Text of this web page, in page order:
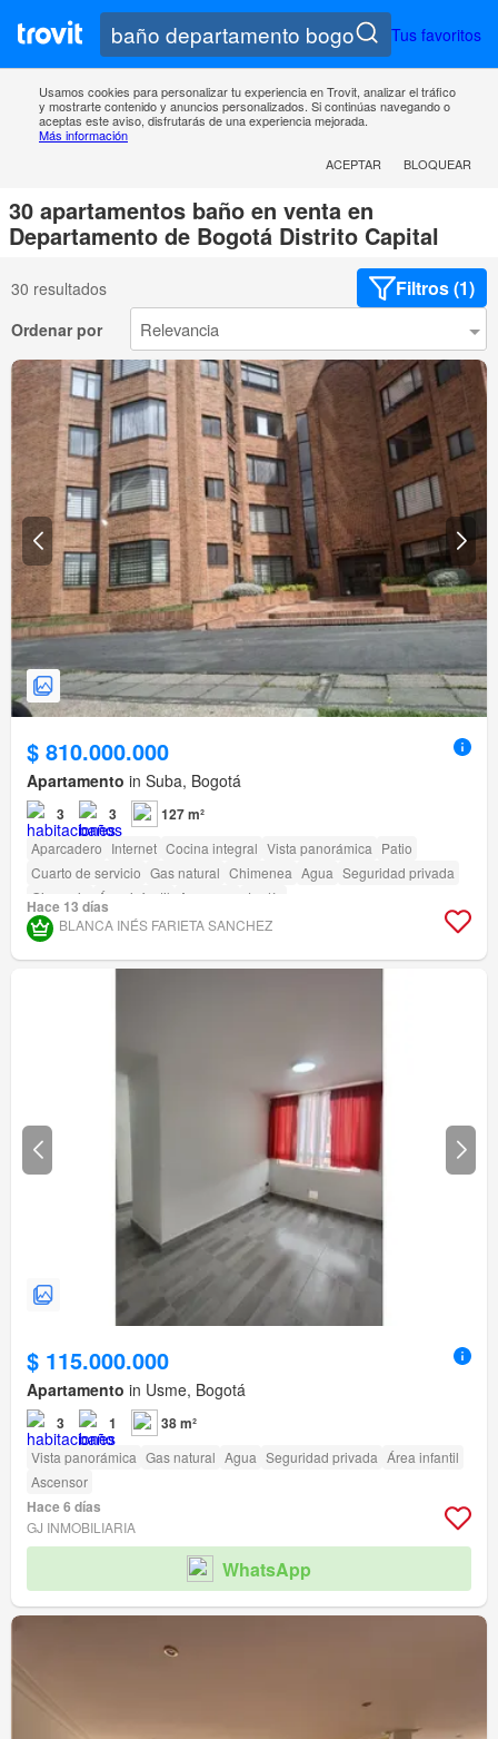
Tus favoritos
Usamos cookies para personalizar tu experiencia en Trovit, analizar el tráfico
y mostrarte contenido y anuncios personalizados. Si continúas navegando o
aceptas este aviso, disfrutarás de una experiencia mejorada.
Más información
ACEPTAR
BLOQUEAR
30 apartamentos baño en venta en
Departamento de Bogotá Distrito Capital
30 resultados Filtros (1)
Ordenar por
$ 810.000.000
Apartamento in Suba, Bogotá
3 3 127 m²
Aparcadero Internet Cocina integral Vista panorámica Patio
Cuarto de servicio Gas natural Chimenea Agua Seguridad privada
Gimnasio
Área infantil Ascensor
Jardín
Acceso para personas con discapacidad
Hace 13 días
BLANCA INÉS FARIETA SANCHEZ
$ 115.000.000
Apartamento in Usme, Bogotá
3 1 38 m²
Vista panorámica Gas natural Agua Seguridad privada Área infantil
Ascensor
Hace 6 días
GJ INMOBILIARIA
WhatsApp